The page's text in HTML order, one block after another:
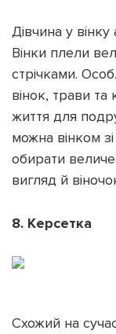
Дівчина у
Вінки плели
стрічками.
вінок, трави та
життя для
можна вінком
обирати
вигляд й
8. Керсетка
Схожий на